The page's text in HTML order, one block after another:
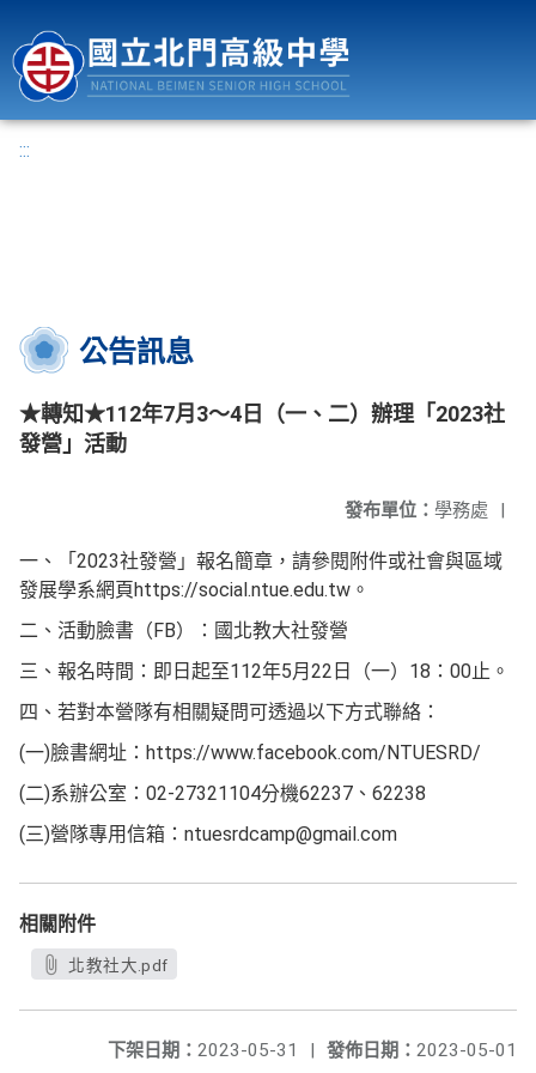
:::
公告訊息
★轉知★112年7月3～4日（一、二）辦理「2023社
發營」活動
發布單位： 學務處 |
一、「2023社發營」報名簡章，請參閱附件或社會與區域
發展學系網頁https://social.ntue.edu.tw。
二、活動臉書（FB）：國北教大社發營
三、報名時間：即日起至112年5月22日（一）18：00止。
四、若對本營隊有相關疑問可透過以下方式聯絡：
(一)臉書網址：https://www.facebook.com/NTUESRD/
(二)系辦公室：02-27321104分機62237、62238
(三)營隊專用信箱：ntuesrdcamp@gmail.com
相關附件
北教社大.pdf
發佈日期： 2023-05-01
下架日期： 2023-05-31 |